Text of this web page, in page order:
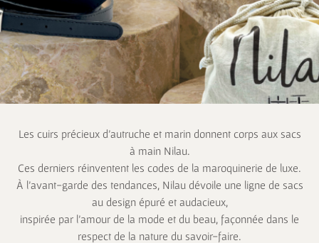
Les cuirs précieux d’autruche et marin donnent corps aux sacs
à main Nilau.
Ces derniers réinventent les codes de la maroquinerie de luxe.
À l’avant-garde des tendances, Nilau dévoile une ligne de sacs
au design épuré et audacieux,
inspirée par l’amour de la mode et du beau, façonnée dans le
respect de la nature du savoir-faire.